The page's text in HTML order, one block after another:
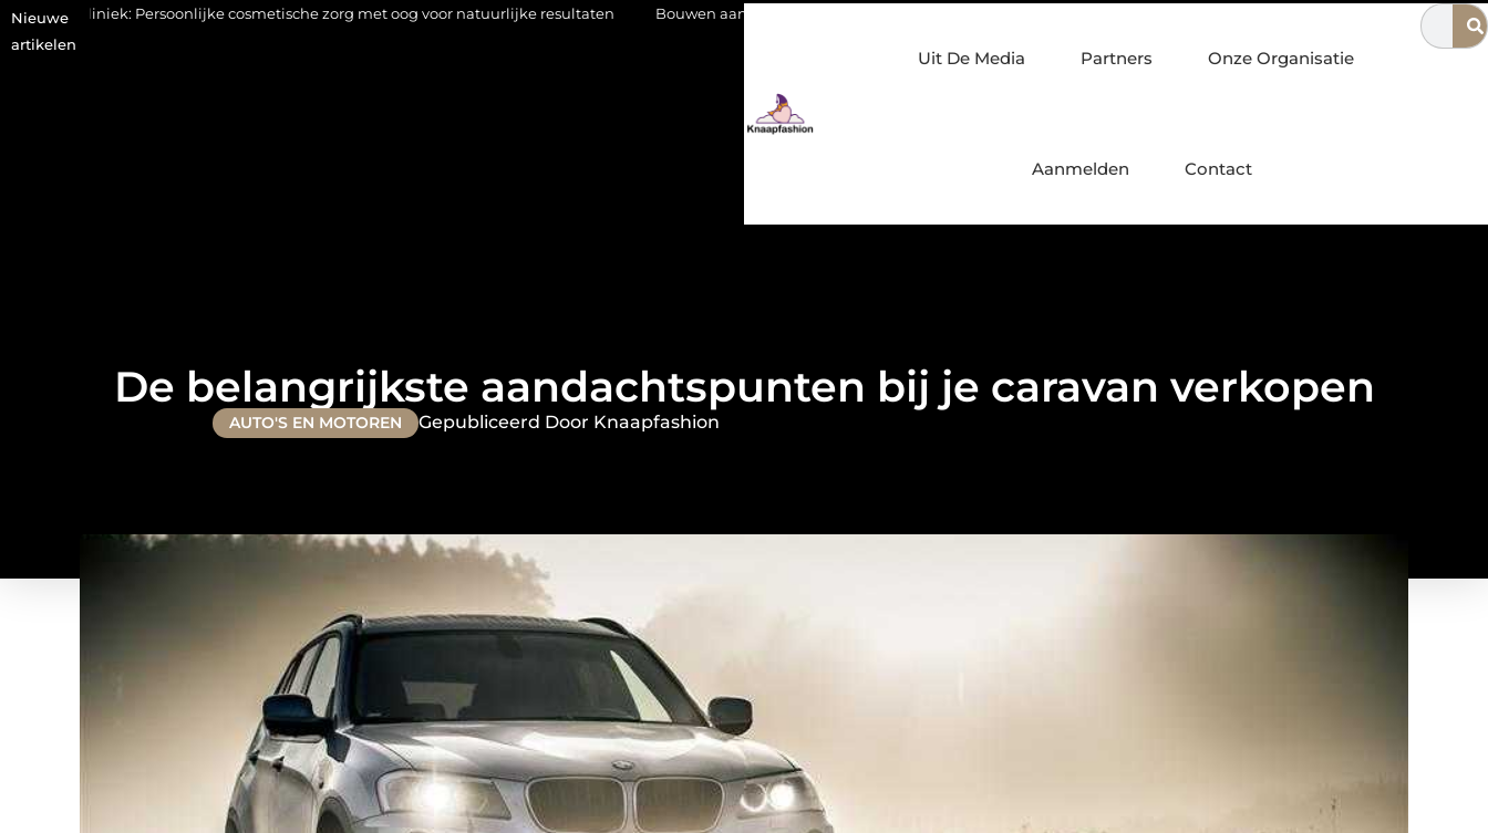
Nieuwe
artikelen
cosmetische zorg met oog voor natuurlijke resultaten Bouwen aan een luxueuze garderobe in een kledingwinkel in Nijmegen Waarom een escaperoom ideaal is voor gezinnen
Uit De Media Partners Onze Organisatie
Aanmelden Contact
De belangrijkste aandachtspunten bij je caravan verkopen
AUTO'S EN MOTOREN Gepubliceerd Door Knaapfashion